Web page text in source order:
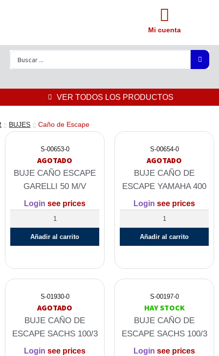
Mi cuenta
VER TODOS LOS PRODUCTOS
BUJES Caño de Escape
S-00653-0
AGOTADO
BUJE CAÑO ESCAPE
GARELLI 50 M/V
Login see prices
Añadir al carrito
S-00654-0
AGOTADO
BUJE CAÑO DE
ESCAPE YAMAHA 400
Login see prices
Añadir al carrito
S-01930-0
AGOTADO
BUJE CAÑO DE
ESCAPE SACHS 100/3
Login see prices
S-00197-0
HAY STOCK
BUJE CAÑO DE
ESCAPE SACHS 100/3
Login see prices